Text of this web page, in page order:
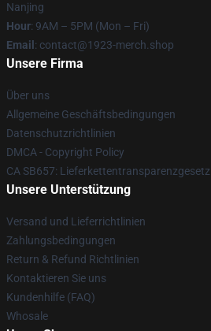
Nanjing
Hour: 9AM – 5PM (Mon – Fri)
Email : contact@1923-merch.shop
Unsere Firma
Über uns
Allgemeine Geschäftsbedingungen
Datenschutzrichtlinien
DMCA - Copyright Policy
CA SB657: Lieferkettentransparenzgesetz
Unsere Unterstützung
Versand und Lieferrichtlinien
Zahlungsbedingungen
Return & Refund Richtlinien
Kontaktieren Sie uns
Kundenhilfe (FAQ)
Whosale